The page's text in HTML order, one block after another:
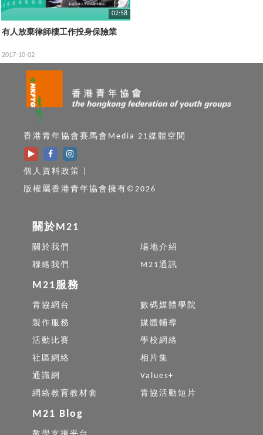
02:58
有人放棄律師樓工作投身保險業
2017-10-02
香港青年協會賽馬會Media 21媒體空間
個人資料政策
版權屬香港青年協會擁有©2026
關於M21
關於我們
場地介紹
聯絡我們
M21通訊
M21服務
青協網台
數碼媒體學院
製作服務
媒體輔導
活動比賽
學校網絡
社區網絡
相片集
通識網
Values+
網絡教育教材套
青協活動短片
M21 Blog